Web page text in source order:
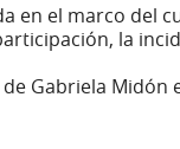
en el marco del
la
Gabriela Midón